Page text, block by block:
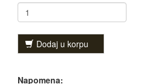
Dodaj u korpu
Napomena: